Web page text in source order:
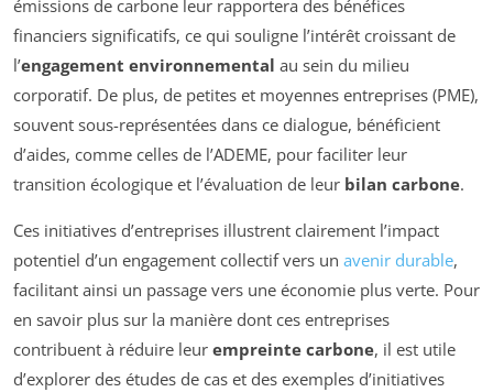
émissions de carbone leur rapportera des bénéfices
financiers significatifs, ce qui souligne l’intérêt croissant de
l’engagement environnemental au sein du milieu
corporatif. De plus, de petites et moyennes entreprises (PME),
souvent sous-représentées dans ce dialogue, bénéficient
d’aides, comme celles de l’ADEME, pour faciliter leur
transition écologique et l’évaluation de leur bilan carbone.
Ces initiatives d’entreprises illustrent clairement l’impact
potentiel d’un engagement collectif vers un avenir durable,
facilitant ainsi un passage vers une économie plus verte. Pour
en savoir plus sur la manière dont ces entreprises
contribuent à réduire leur empreinte carbone, il est utile
d’explorer des études de cas et des exemples d’initiatives